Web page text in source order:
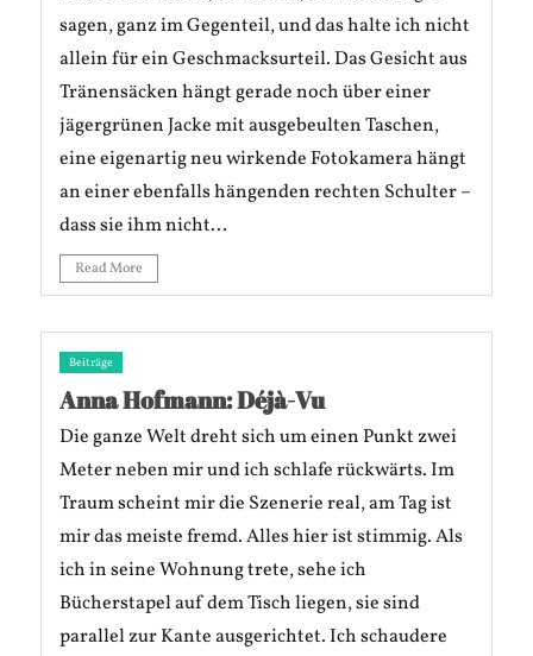
sagen, ganz im Gegenteil, und das halte ich nicht
allein für ein Geschmacksurteil. Das Gesicht aus
Tränensäcken hängt gerade noch über einer
jägergrünen Jacke mit ausgebeulten Taschen,
eine eigenartig neu wirkende Fotokamera hängt
an einer ebenfalls hängenden rechten Schulter –
dass sie ihm nicht...
Read More
Beiträge
Anna Hofmann: Déjà-Vu
Die ganze Welt dreht sich um einen Punkt zwei
Meter neben mir und ich schlafe rückwärts. Im
Traum scheint mir die Szenerie real, am Tag ist
mir das meiste fremd. Alles hier ist stimmig. Als
ich in seine Wohnung trete, sehe ich
Bücherstapel auf dem Tisch liegen, sie sind
parallel zur Kante ausgerichtet. Ich schaudere